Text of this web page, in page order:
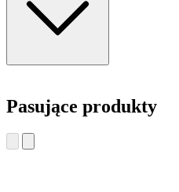
Pasujące produkty